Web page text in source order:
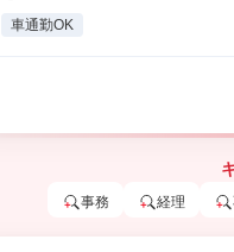
車通勤OK
事務 経理